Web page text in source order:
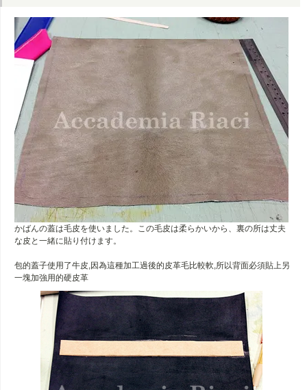
かばんの蓋は毛皮を使いました。この毛皮は柔らかいから、裏の所は丈夫
な皮と一緒に貼り付けます。
包的蓋子使用了牛皮,因為這種加工過後的皮革毛比較軟,所以背面必須貼上另
一塊加強用的硬皮革